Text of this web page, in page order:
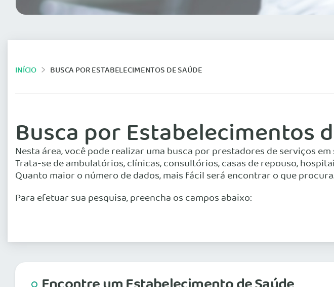
INÍCIO BUSCA POR ESTABELECIMENTOS DE SAÚDE
Busca por Estabelecimentos
Nesta área, você pode realizar uma busca por prestadores de serviços
Trata-se de ambulatórios, clínicas, consultórios, casas de repouso,
Quanto maior o número de dados, mais fácil será encontrar o que
Para efetuar sua pesquisa, preencha os campos abaixo: